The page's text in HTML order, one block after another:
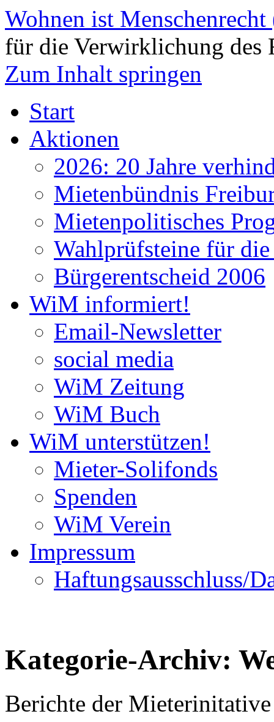
Wohnen ist
für die Verwirklichung des
Zum Inhalt springen
Start
Aktionen
2026: 20 Jahre
Mietenbündnis
Mietenpolitisches
Wahlprüfsteine für
Bürgerentscheid 2006
WiM informiert!
Email-Newsletter
social media
WiM Zeitung
WiM Buch
WiM unterstützen!
Mieter-Solifonds
Spenden
WiM Verein
Impressum
Haftungsausschluss/
Kategorie-Archiv:
Berichte der Mieterinitative